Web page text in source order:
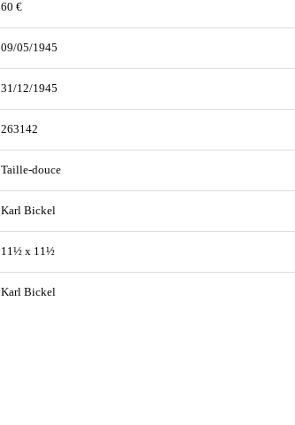
60 €
09/05/1945
31/12/1945
263142
Taille-douce
Karl Bickel
11½ x 11½
Karl Bickel